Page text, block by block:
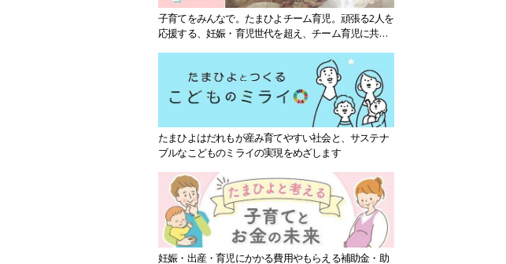
子育てをみんなで。たまひよチーム育児。頑張る2人を
応援する、妊娠・育児世代を超え、チーム育児に共感
たまひよはだれもが産み育てやすい社会と、サステナ
ブルなこどものミライの実現をめざします
妊娠・出産・育児にかかる費用やもらえる補助金・助